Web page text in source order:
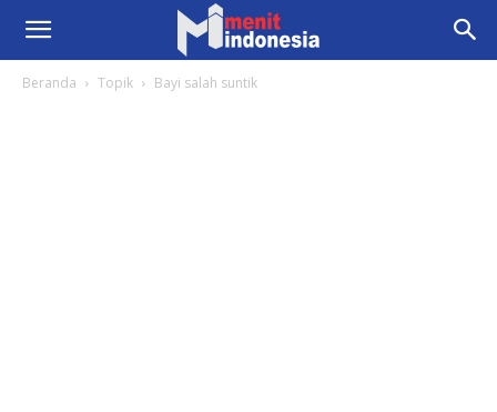
Beranda Topik Bayi salah suntik